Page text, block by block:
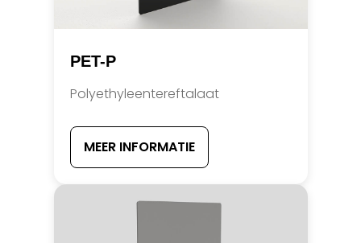
PET-P
Polyethyleentereftalaat
MEER INFORMATIE